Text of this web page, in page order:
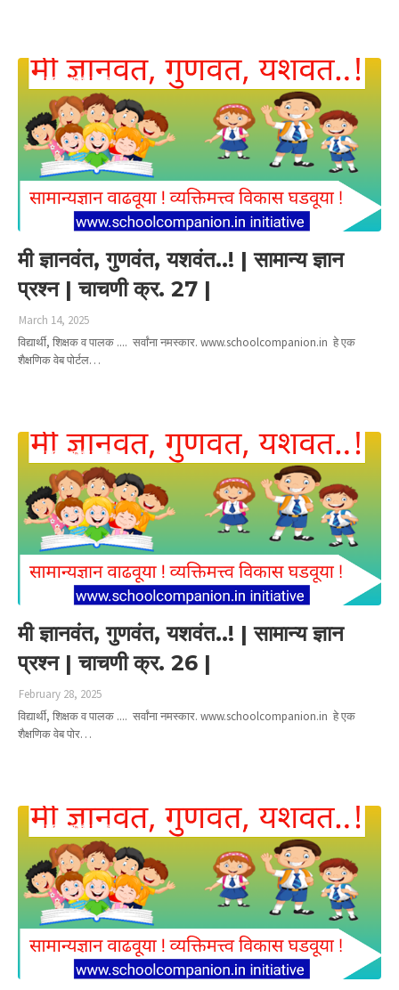
मी ज्ञानवंत गुणवंत यशवंत
मी ज्ञानवंत, गुणवंत, यशवंत..! | सामान्य ज्ञान
प्रश्न | चाचणी क्र. 27 |
March 14, 2025
विद्यार्थी, शिक्षक व पालक .... सर्वांना नमस्कार. www.schoolcompanion.in हे एक
शैक्षणिक वेब पोर्टल…
मी ज्ञानवंत गुणवंत यशवंत
मी ज्ञानवंत, गुणवंत, यशवंत..! | सामान्य ज्ञान
प्रश्न | चाचणी क्र. 26 |
February 28, 2025
विद्यार्थी, शिक्षक व पालक .... सर्वांना नमस्कार. www.schoolcompanion.in हे एक
शैक्षणिक वेब पोर…
मी ज्ञानवंत गुणवंत यशवंत